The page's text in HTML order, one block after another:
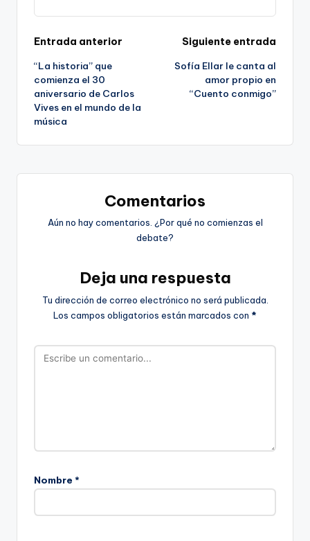
Navegación
de
entradas
Entrada anterior
“La historia” que
comienza el 30
aniversario de Carlos
Vives en el mundo de la
música
Siguiente entrada
Sofía Ellar le canta al
amor propio en
“Cuento conmigo”
Comentarios
Aún no hay comentarios. ¿Por qué no comienzas el
debate?
Deja una respuesta
Tu dirección de correo electrónico no será publicada.
Los campos obligatorios están marcados con *
Nombre *